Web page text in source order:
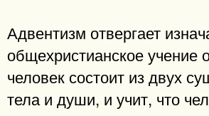
Адвентизм отвергает
общехристианское учение
человек состоит из двух
тела и души, и учит, что